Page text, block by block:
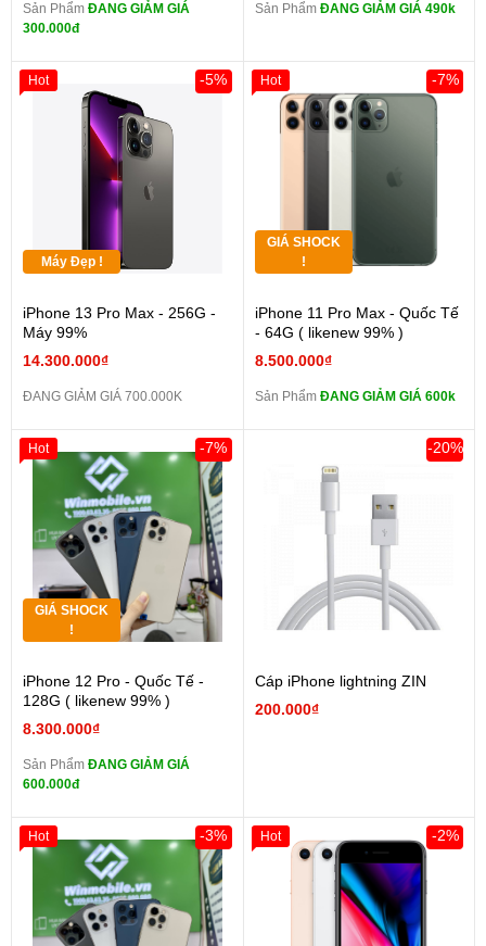
Sản Phẩm ĐANG GIẢM GIÁ
300.000đ
Sản Phẩm ĐANG GIẢM GIÁ 490k
Máy Đẹp !
iPhone 13 Pro Max - 256G -
Máy 99%
14.300.000₫
-5%
ĐANG GIẢM GIÁ 700.000K
Hot
GIÁ SHOCK
!
iPhone 11 Pro Max - Quốc Tế
- 64G ( likenew 99% )
8.500.000₫
-7%
Sản Phẩm ĐANG GIẢM GIÁ 600k
Hot
GIÁ SHOCK
!
iPhone 12 Pro - Quốc Tế -
128G ( likenew 99% )
8.300.000₫
-7%
Sản Phẩm ĐANG GIẢM GIÁ
600.000đ
Hot
Cáp iPhone lightning ZIN
200.000₫
-20%
-3%
Hot -2%
Hot